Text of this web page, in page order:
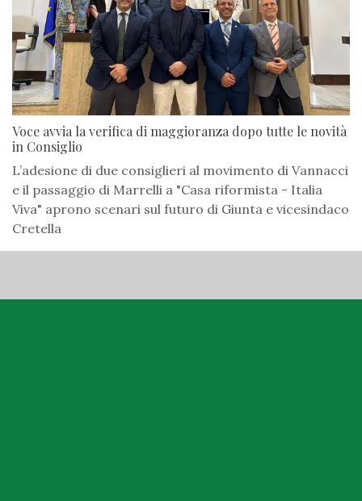
Voce avvia la verifica di maggioranza dopo tutte le novità
in Consiglio
L’adesione di due consiglieri al movimento di Vannacci
e il passaggio di Marrelli a "Casa riformista - Italia
Viva" aprono scenari sul futuro di Giunta e vicesindaco
Cretella